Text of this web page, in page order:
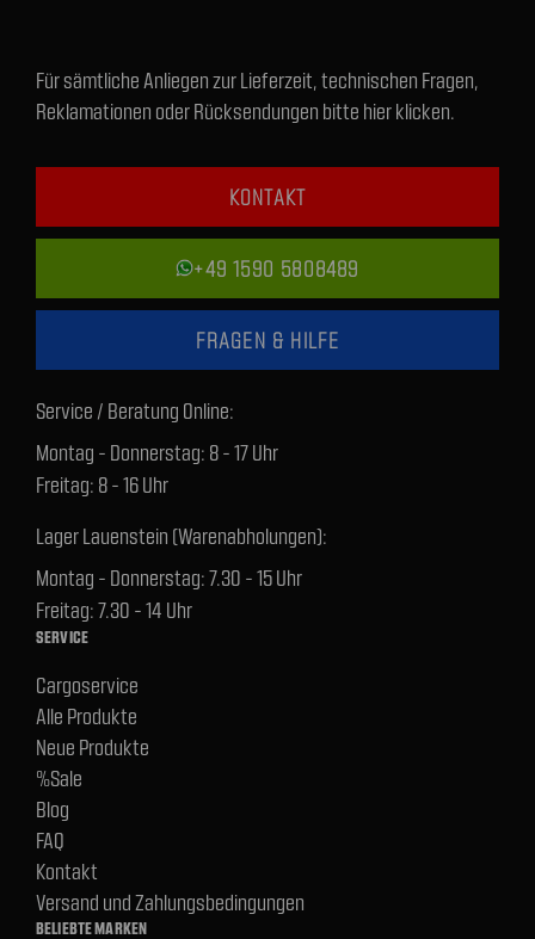
Für sämtliche Anliegen zur Lieferzeit, technischen Fragen,
Reklamationen oder Rücksendungen bitte hier klicken.
KONTAKT
+49 1590 5808489
FRAGEN & HILFE
Service / Beratung Online:
Montag - Donnerstag: 8 - 17 Uhr
Freitag: 8 - 16 Uhr
Lager Lauenstein (Warenabholungen):
Montag - Donnerstag: 7.30 - 15 Uhr
Freitag: 7.30 - 14 Uhr
SERVICE
Cargoservice
Alle Produkte
Neue Produkte
%Sale
Blog
FAQ
Kontakt
Versand und Zahlungsbedingungen
BELIEBTE MARKEN